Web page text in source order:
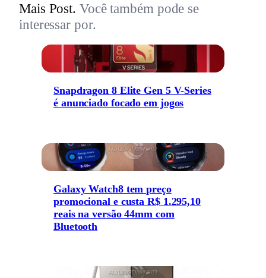
Mais Post. Você também pode se
interessar por.
Snapdragon 8 Elite Gen 5 V-Series
é anunciado focado em jogos
Galaxy Watch8 tem preço
promocional e custa R$ 1.295,10
reais na versão 44mm com
Bluetooth